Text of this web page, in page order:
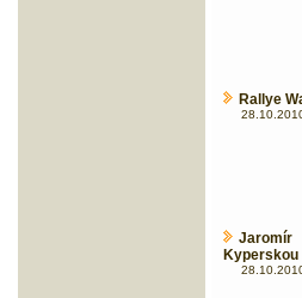
Rallye
Kyperskou